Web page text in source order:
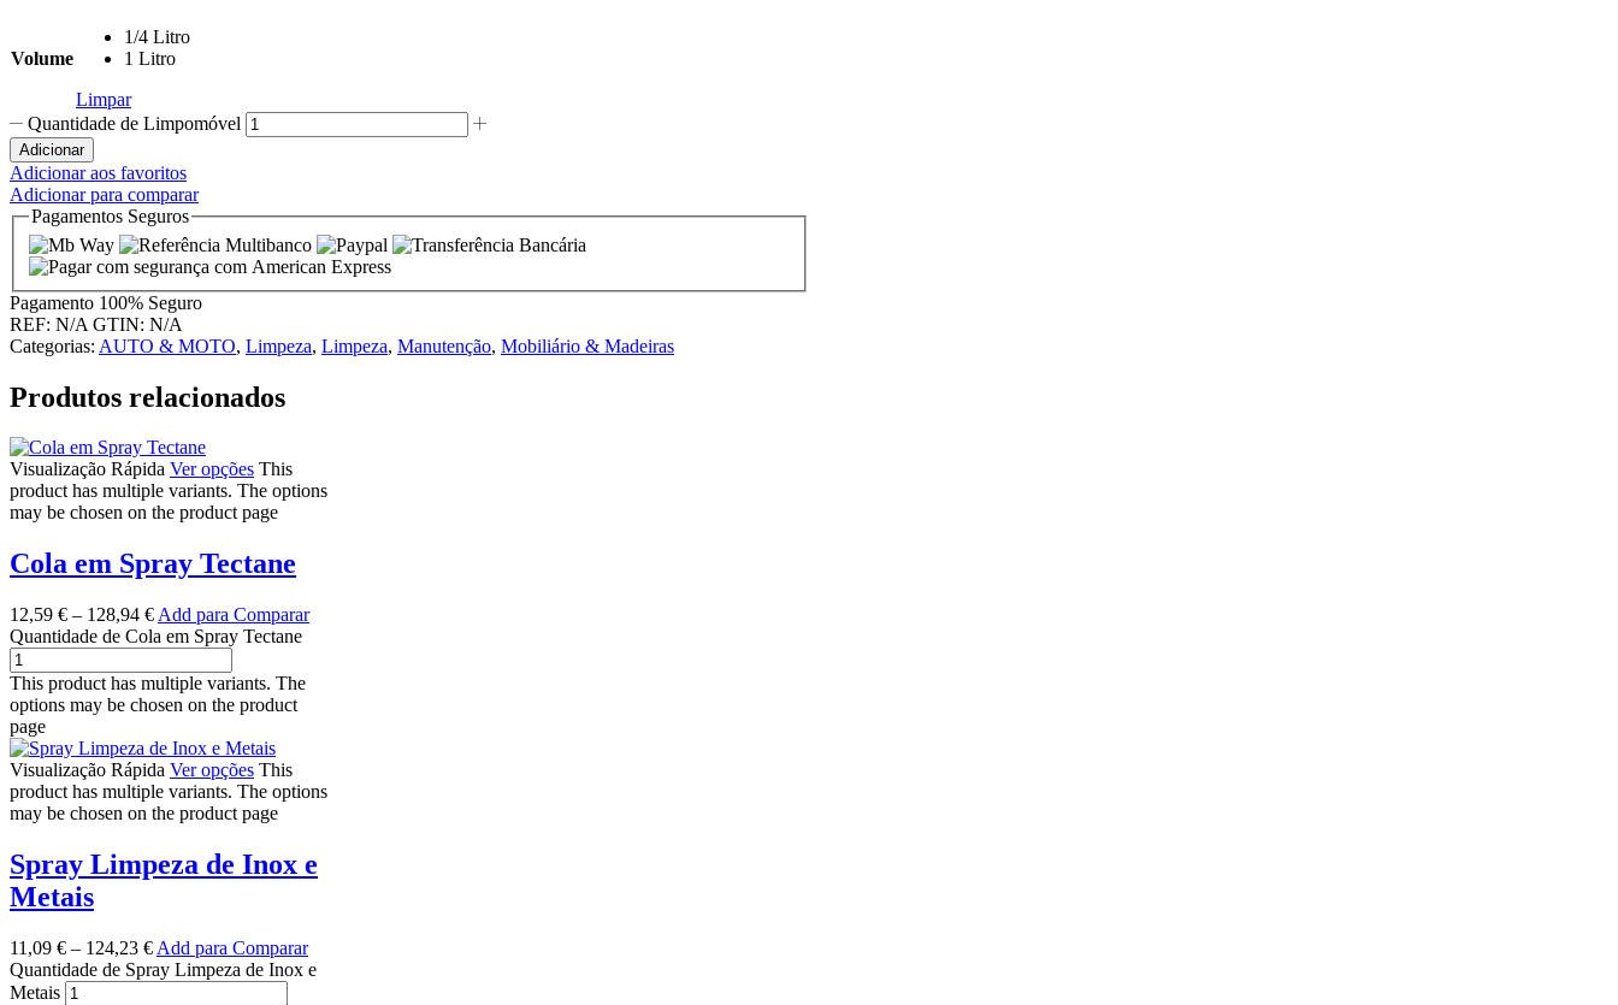
Volume
1/4 Litro
1 Litro
Limpar
Quantidade de Limpomóvel
Adicionar
Adicionar aos favoritos
Adicionar para comparar
Pagamentos Seguros
Pagamento 100% Seguro
REF: N/A GTIN: N/A
Categorias: AUTO & MOTO, Limpeza, Limpeza, Manutenção, Mobiliário & Madeiras
Produtos relacionados
Visualização Rápida Ver opções This
product has multiple variants. The options
may be chosen on the product page
Cola em Spray Tectane
12,59 € – 128,94 € Add para Comparar
Quantidade de Cola em Spray Tectane
This product has multiple variants. The
options may be chosen on the product
page
Visualização Rápida Ver opções This
product has multiple variants. The options
may be chosen on the product page
Spray Limpeza de Inox e
Metais
11,09 € – 124,23 € Add para Comparar
Quantidade de Spray Limpeza de Inox e
Metais